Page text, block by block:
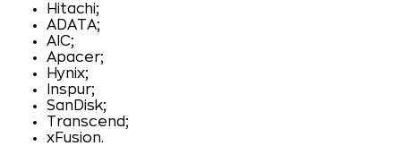
Hitachi;
ADATA;
AIC;
Apacer;
Hynix;
Inspur;
SanDisk;
Transcend;
xFusion.